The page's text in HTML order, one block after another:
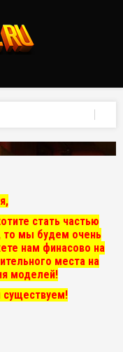
стать частью
то мы будем очень
нам финасово на
места на
моделей!